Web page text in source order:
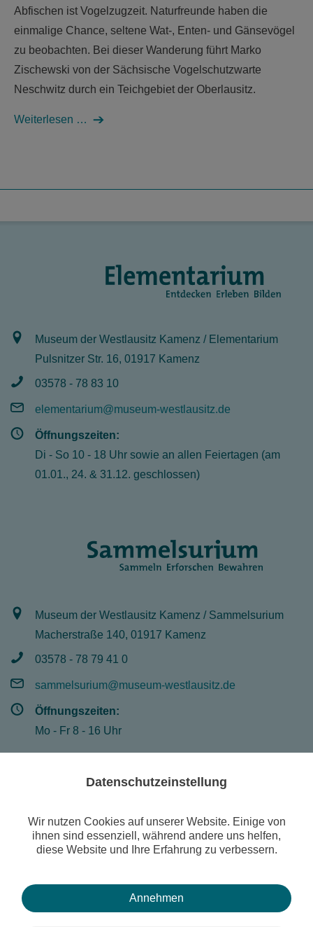
Abfischen ist Vogelzugzeit. Naturfreunde haben die
einmalige Chance, seltene Wat-, Enten- und Gänsevögel
zu beobachten. Bei dieser Wanderung führt Marko
Zischewski von der Sächsische Vogelschutzwarte
Neschwitz durch ein Teichgebiet der Oberlausitz.
Weiterlesen …
Museum der Westlausitz Kamenz / Elementarium
Pulsnitzer Str. 16, 01917 Kamenz
03578 - 78 83 10
elementarium@museum-westlausitz.de
Öffnungszeiten:
Di - So 10 - 18 Uhr sowie an allen Feiertagen (am
01.01., 24. & 31.12. geschlossen)
Museum der Westlausitz Kamenz / Sammelsurium
Macherstraße 140, 01917 Kamenz
03578 - 78 79 41 0
sammelsurium@museum-westlausitz.de
Öffnungszeiten:
Mo - Fr 8 - 16 Uhr
Publikationen
Sonderausstellung: "800 Jahre Aberglaube und Magie"
Datenschutzeinstellung
Wir nutzen Cookies auf unserer Website. Einige von
ihnen sind essenziell, während andere uns helfen,
diese Website und Ihre Erfahrung zu verbessern.
Annehmen